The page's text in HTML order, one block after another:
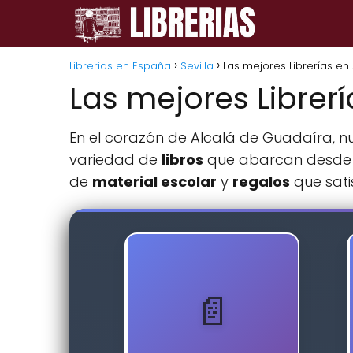
Librerias en España Sevilla Las mejores Librerías
Las mejores
En el corazón de Alcalá de Guadaíra,
variedad de libros que abarcan
de material escolar y regalos que